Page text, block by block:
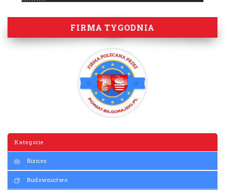
FIRMA TYGODNIA
Kategorie
Biznes
Budownictwo